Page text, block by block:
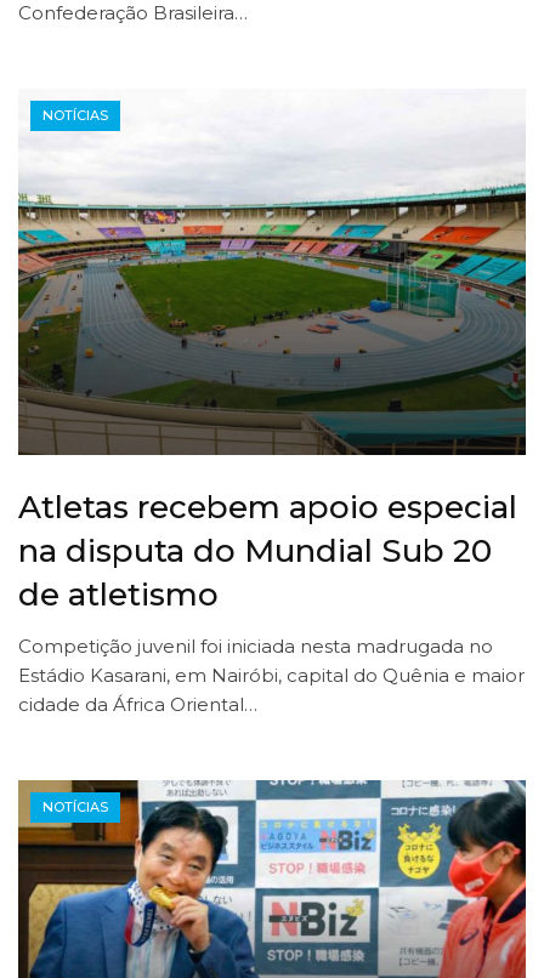
Confederação Brasileira…
NOTÍCIAS
Atletas recebem apoio especial
na disputa do Mundial Sub 20
de atletismo
Competição juvenil foi iniciada nesta madrugada no
Estádio Kasarani, em Nairóbi, capital do Quênia e maior
cidade da África Oriental…
NOTÍCIAS